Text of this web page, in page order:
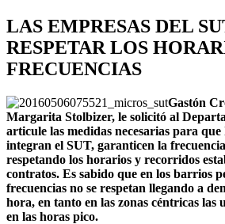
LAS EMPRESAS DEL
RESPETAR LOS
FRECUENCIAS
Gastón
Margarita Stolbizer, le solicitó al
articule las medidas necesarias para que
integran el SUT, garanticen la
respetando los horarios y recorridos
contratos. Es sabido que en los barrios
frecuencias no se respetan llegando a
hora, en tanto en las zonas céntricas las
en las horas pico.